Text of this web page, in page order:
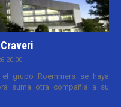
20:00
grupo Roemmers se haya
suma otra compañía a su